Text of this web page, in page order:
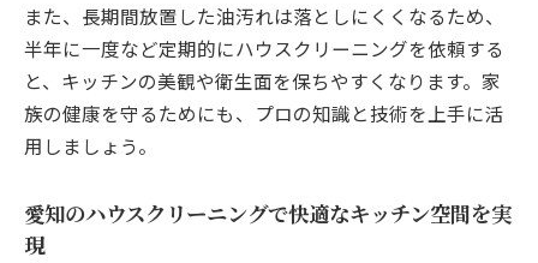
ハウスクリーニング実例から得るキッチン
整理術
体験談に学ぶハウスクリーニングサービス
の選び方
キッチン快適化のためのハウスクリーニン
また、長期間放置した油汚れは落としにくくなるため、
半年に一度など定期的にハウスクリーニングを依頼する
と、キッチンの美観や衛生面を保ちやすくなります。家
族の健康を守るためにも、プロの知識と技術を上手に活
用しましょう。
愛知のハウスクリーニングで快適なキッチン空間を実
現